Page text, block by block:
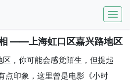
——上海虹口区嘉兴路地区
，你可能会感觉陌生，但提起
点印象，这里曾是电影《小时